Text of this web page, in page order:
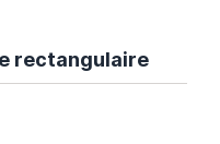
rectangulaire